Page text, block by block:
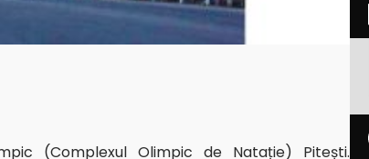
(Complexul Olimpic de Natație) Pitești.